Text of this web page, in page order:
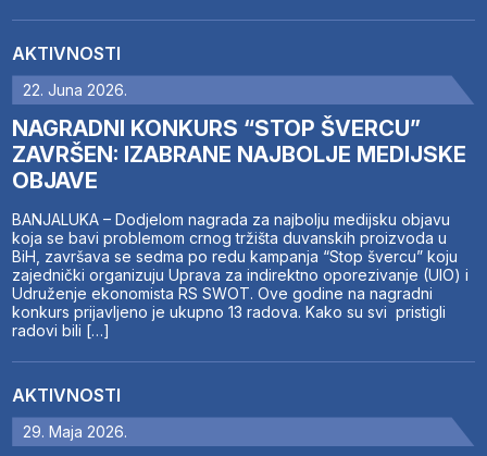
AKTIVNOSTI
22. Juna 2026.
NAGRADNI KONKURS “STOP ŠVERCU”
ZAVRŠEN: IZABRANE NAJBOLJE MEDIJSKE
OBJAVE
BANJALUKA – Dodjelom nagrada za najbolju medijsku objavu
koja se bavi problemom crnog tržišta duvanskih proizvoda u
BiH, završava se sedma po redu kampanja “Stop švercu” koju
zajednički organizuju Uprava za indirektno oporezivanje (UIO) i
Udruženje ekonomista RS SWOT. Ove godine na nagradni
konkurs prijavljeno je ukupno 13 radova. Kako su svi pristigli
radovi bili […]
AKTIVNOSTI
29. Maja 2026.